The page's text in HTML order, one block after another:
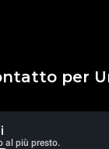
per
al più presto.